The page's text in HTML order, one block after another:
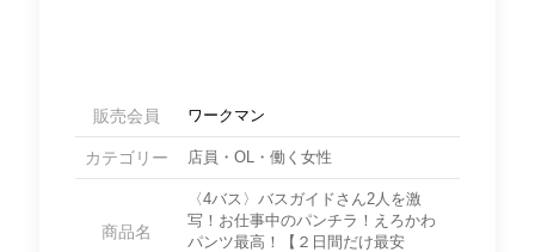
販売会員 ワークマン
カテゴリー 店員・OL・働く女性
商品名
〈4バス〉バスガイドさん2人を激
写！お仕事中のパンチラ！えろかわ
パンツ最高！【２日間だけ最安